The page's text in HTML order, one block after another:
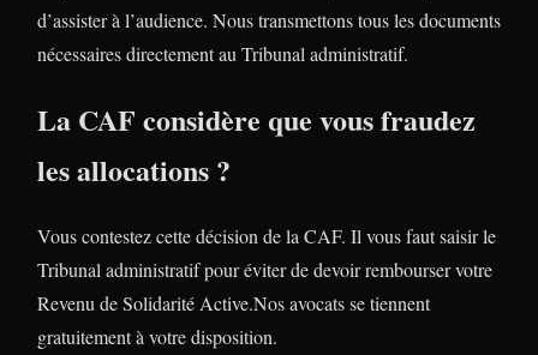
d’assister à l’audience. Nous transmettons tous les documents
nécessaires directement au Tribunal administratif.
La CAF considère que vous fraudez
les allocations ?
Vous contestez cette décision de la CAF. Il vous faut saisir le
Tribunal administratif pour éviter de devoir rembourser votre
Revenu de Solidarité Active.Nos avocats se tiennent
gratuitement à votre disposition.